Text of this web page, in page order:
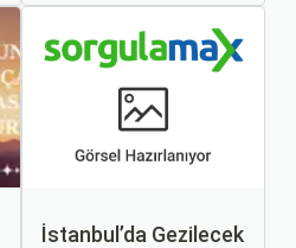
Anadolu’nun kalbinde yer
alan bu şehir, hem tarihî
zenginlikleri hem de doğal
güzellikleri ile
ziyaretçilerine çeşitli keşif
imkanları sunmaktadır.
İstanbul’da Gezilecek